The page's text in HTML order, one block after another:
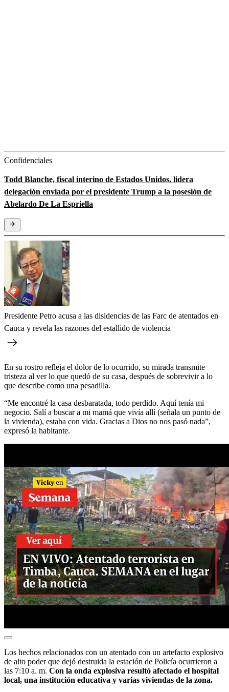
Confidenciales
Todd Blanche, fiscal interino de Estados Unidos, lidera
delegación enviada por el presidente Trump a la posesión de
Abelardo De La Espriella
Presidente Petro acusa a las disidencias de las Farc de atentados en
Cauca y revela las razones del estallido de violencia
En su rostro refleja el dolor de lo ocurrido, su mirada transmite
tristeza al ver lo que quedó de su casa, después de sobrevivir a lo
que describe como una pesadilla.
“Me encontré la casa desbaratada, todo perdido. Aquí tenía mi
negocio. Salí a buscar a mi mamá que vivía allí (señala un punto de
la vivienda), estaba con vida. Gracias a Dios no nos pasó nada”,
expresó la habitante.
Los hechos relacionados con un atentado con un artefacto explosivo
de alto poder que dejó destruida la estación de Policía ocurrieron a
las 7:10 a. m. Con la onda explosiva resultó afectado el hospital
local, una institución educativa y varias viviendas de la zona.